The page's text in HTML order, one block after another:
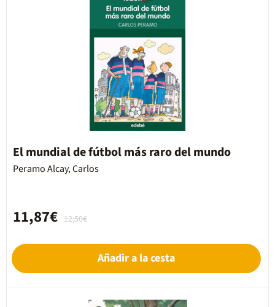
El mundial de fútbol más raro del mundo
Peramo Alcay, Carlos
12,50€
11,87€
Añadir a la cesta